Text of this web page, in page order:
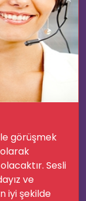
görüşmek
Sesli
ve
iyi şekilde